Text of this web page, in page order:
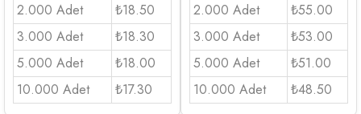
2.000 Adet
₺18.50
3.000 Adet
₺18.30
5.000 Adet
₺18.00
10.000 Adet
₺17.30
2.000 Adet
₺55.00
3.000 Adet
₺53.00
5.000 Adet
₺51.00
10.000 Adet
₺48.50